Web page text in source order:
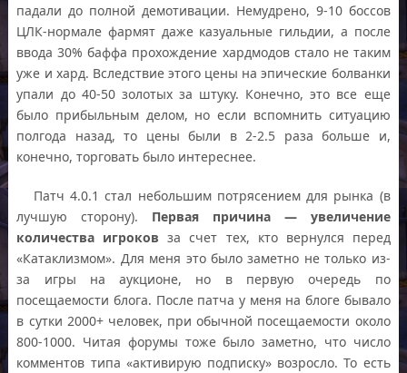
падали до полной демотивации. Немудрено, 9-10 боссов
ЦЛК-нормале фармят даже казуальные гильдии, а после
ввода 30% баффа прохождение хардмодов стало не таким
уже и хард. Вследствие этого цены на эпические болванки
упали до 40-50 золотых за штуку. Конечно, это все еще
было прибыльным делом, но если вспомнить ситуацию
полгода назад, то цены были в 2-2.5 раза больше и,
конечно, торговать было интереснее.
Патч 4.0.1 стал небольшим потрясением для рынка (в
лучшую сторону). Первая причина — увеличение
количества игроков за счет тех, кто вернулся перед
«Катаклизмом». Для меня это было заметно не только из-
за игры на аукционе, но в первую очередь по
посещаемости блога. После патча у меня на блоге бывало
в сутки 2000+ человек, при обычной посещаемости около
800-1000. Читая форумы тоже было заметно, что число
комментов типа «активирую подписку» возросло. То есть